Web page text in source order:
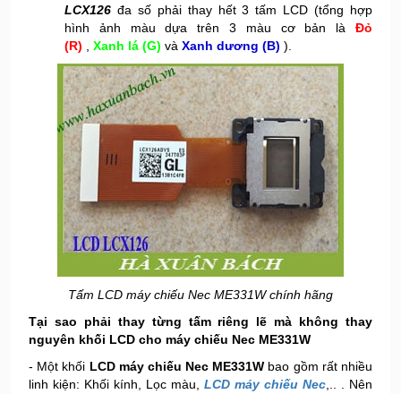
LCX126 đa số phải thay hết 3 tấm LCD (tổng hợp
hình ảnh màu dựa trên 3 màu cơ bản là Đỏ
(R)
Xanh lá (G) và Xanh dương (B) ).
Tấm LCD máy chiếu Nec ME331W chính hãng
Tại sao phải thay từng tấm riêng lẽ mà không thay
nguyên khối LCD cho máy chiếu Nec ME331W
- Một khối LCD máy chiếu Nec ME331W bao gồm rất nhiều
linh kiện: Khối kính, Lọc màu, LCD máy chiếu Nec ,.. . Nên